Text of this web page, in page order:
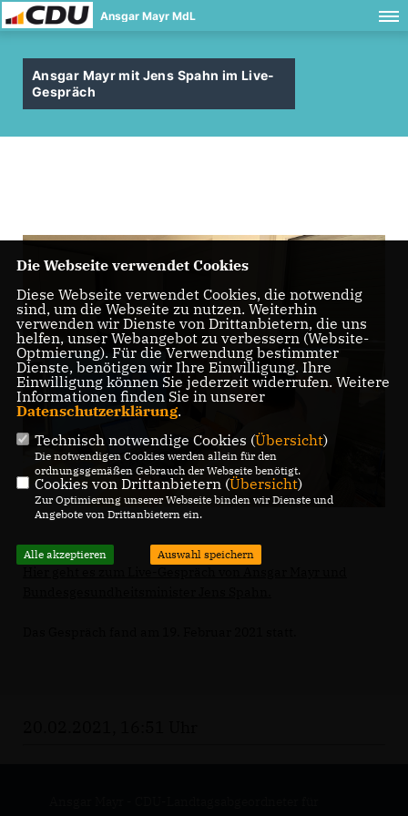
Ansgar Mayr MdL
Ansgar Mayr mit Jens Spahn im Live-
Gespräch
Die Webseite verwendet Cookies
Diese Webseite verwendet Cookies, die notwendig
sind, um die Webseite zu nutzen. Weiterhin
verwenden wir Dienste von Drittanbietern, die uns
helfen, unser Webangebot zu verbessern (Website-
Optmierung). Für die Verwendung bestimmter
Dienste, benötigen wir Ihre Einwilligung. Ihre
Einwilligung können Sie jederzeit widerrufen. Weitere
Informationen finden Sie in unserer
Datenschutzerklärung.
Technisch notwendige Cookies (Übersicht)
Die notwendigen Cookies werden allein für den
ordnungsgemäßen Gebrauch der Webseite benötigt.
Cookies von Drittanbietern (Übersicht)
Zur Optimierung unserer Webseite binden wir Dienste und
Angebote von Drittanbietern ein.
Alle akzeptieren Auswahl speichern